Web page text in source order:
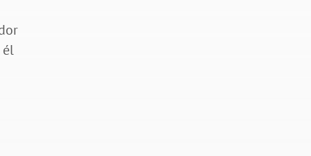
él